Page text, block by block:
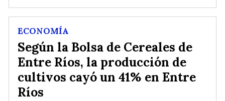
Según la Bolsa de Cereales de
Entre Ríos, la producción de
cultivos cayó un 41% en Entre
Ríos
ECONOMÍA